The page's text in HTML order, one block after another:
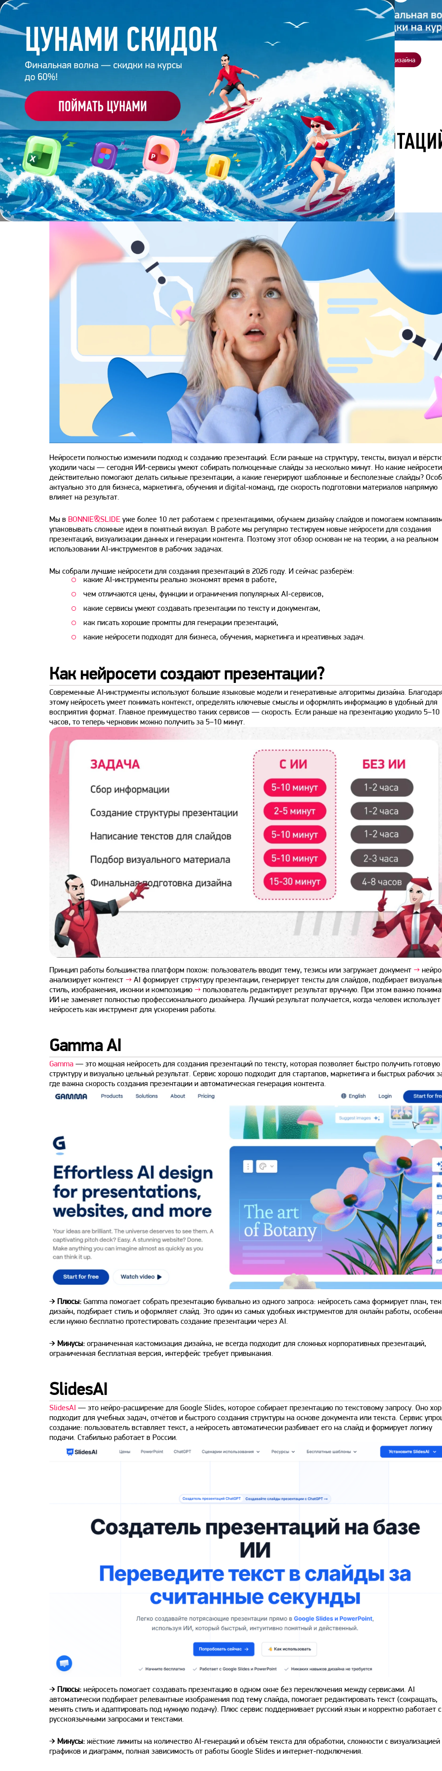
Корпоративное обучение Заказать презентацию Студия дизайна
Главная/Блог/Топ‑10 нейросетей для создания презентаций в 2026 году
14 мая 2026 11минут 4 946
ТОП‑10 НЕЙРОСЕТЕЙ ДЛЯ СОЗДАНИЯ
В 2026 ГОДУ
Поделиться
Нейросети полностью изменили подход к созданию презентаций. Если раньше на структуру, тексты, визуал и
уходили часы — сегодня ИИ-сервисы умеют собирать полноценные слайды за несколько минут. Но какие нейросети
действительно помогают делать сильные презентации, а какие генерируют шаблонные и бесполезные слайды?
актуально это для бизнеса, маркетинга, обучения и digital-команд, где скорость подготовки материалов напрямую
влияет на результат.
Мы в BONNIE&SLIDE уже более 10 лет работаем с презентациями, обучаем дизайну слайдов и помогаем
упаковывать сложные идеи в понятный визуал. В работе мы регулярно тестируем новые нейросети для создания
презентаций, визуализации данных и генерации контента. Поэтому этот обзор основан не на теории, а на реальном
использовании AI-инструментов в рабочих задачах.
Мы собрали лучшие нейросети для создания презентаций в 2026 году. И сейчас разберём:
какие AI-инструменты реально экономят время в работе,
чем отличаются цены, функции и ограничения популярных AI-сервисов,
какие сервисы умеют создавать презентации по тексту и документам,
как писать хорошие промпты для генерации презентаций,
какие нейросети подходят для бизнеса, обучения, маркетинга и креативных задач.
Как нейросети создают презентации?
Современные AI‑инструменты используют большие языковые модели и генеративные алгоритмы дизайна.
этому нейросеть умеет понимать контекст, определять ключевые смыслы и оформлять информацию в удобный для
восприятия формат. Главное преимущество таких сервисов — скорость. Если раньше на презентацию уходило 5–10
часов, то теперь черновик можно получить за 5–10 минут.
Принцип работы большинства платформ похож: пользователь вводит тему, тезисы или загружает документ →
анализирует контекст → AI формирует структуру презентации, генерирует тексты для слайдов, подбирает
стиль, изображения, иконки и композицию → пользователь редактирует результат вручную. При этом важно
ИИ не заменяет полностью профессионального дизайнера. Лучший результат получается, когда человек использует
нейросеть как инструмент для ускорения работы.
Gamma AI
Gamma — это мощная нейросеть для создания презентаций по тексту, которая позволяет быстро получить готовую
структуру и визуально цельный результат. Сервис хорошо подходит для стартапов, маркетинга и быстрых рабочих
где важна скорость создания презентации и автоматическая генерация контента.
➔ Плюсы: Gamma помогает собрать презентацию буквально из одного запроса: нейросеть сама формирует план,
дизайн, подбирает стиль и оформляет слайд. Это один из самых удобных инструментов для онлайн работы,
если нужно бесплатно протестировать создание презентации через AI.
➔ Минусы: ограниченная кастомизация дизайна, не всегда подходит для сложных корпоративных презентаций,
ограниченная бесплатная версия, интерфейс требует привыкания.
SlidesAI
SlidesAI — это нейро-расширение для Google Slides, которое собирает презентацию по текстовому запросу. Оно
подходит для учебных задач, отчётов и быстрого создания структуры на основе документа или текста. Сервис
создание: пользователь вставляет текст, а нейросеть автоматически разбивает его на слайд и формирует логику
подачи. Стабильно работает в России.
➔ Плюсы: нейросеть помогает создавать презентацию в одном окне без переключения между сервисами. AI
автоматически подбирает релевантные изображения под тему слайда, помогает редактировать текст (сокращать,
менять стиль и адаптировать под нужную подачу). Плюс сервис поддерживает русский язык и корректно работает с
русскоязычными запросами и текстами.
➔ Минусы: жёсткие лимиты на количество AI-генераций и объём текста для обработки, сложности с визуализацией
графиков и диаграмм, полная зависимость от работы Google Slides и интернет-подключения.